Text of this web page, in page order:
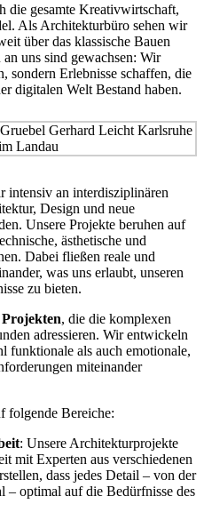
die gesamte Kreativwirtschaft,
Als Architekturbüro sehen wir
über das klassische Bauen
uns sind gewachsen: Wir
sondern Erlebnisse schaffen, die
digitalen Welt Bestand haben.
intensiv an interdisziplinären
Design und neue
Unsere Projekte beruhen auf
ästhetische und
Dabei fließen reale und
was uns erlaubt, unseren
zu bieten.
, die die komplexen
adressieren. Wir entwickeln
funktionale als auch emotionale,
miteinander
folgende Bereiche:
: Unsere Architekturprojekte
mit Experten aus verschiedenen
dass jedes Detail – von der
optimal auf die Bedürfnisse des